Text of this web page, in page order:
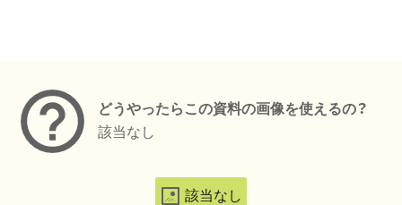
どうやったらこの資料の画像を使えるの？
該当なし
該当なし